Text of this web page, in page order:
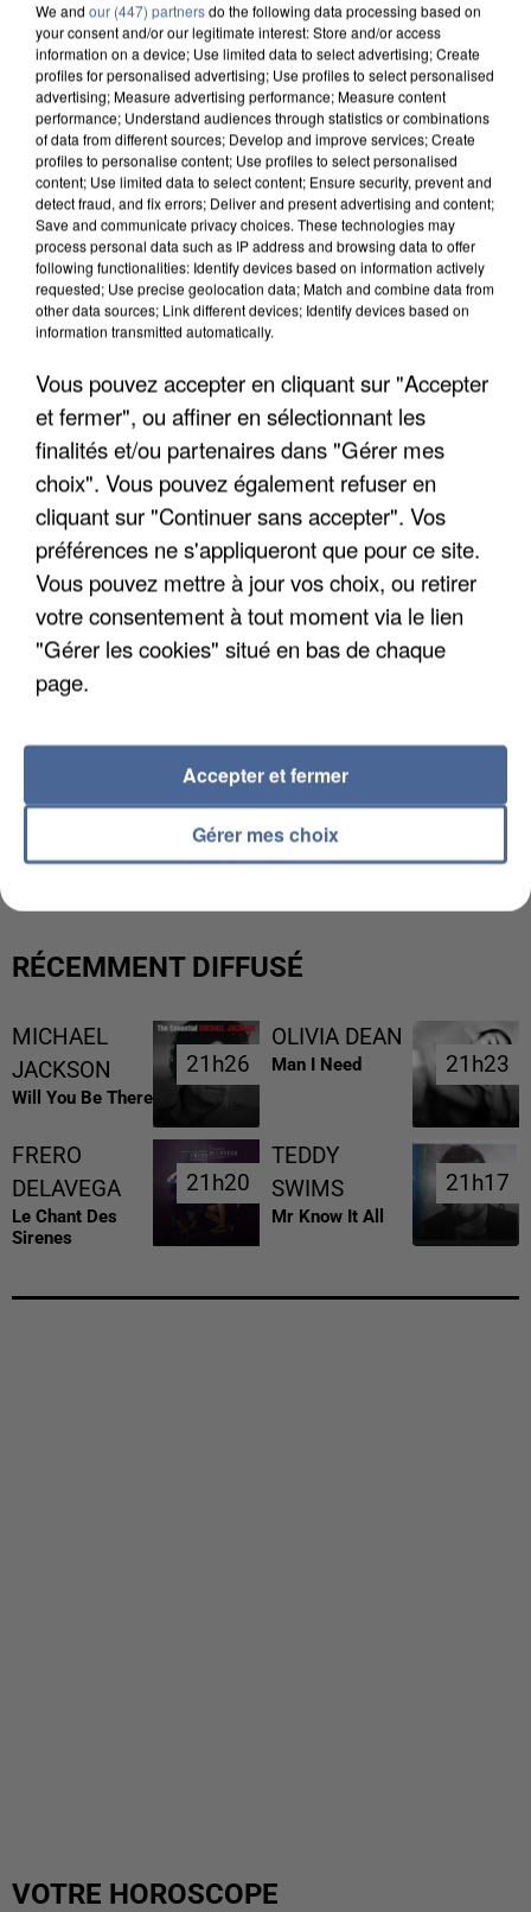
DE FAUNE SAUVAGE SONT...
L’UN DES FONDATEURS SUPPOSÉS DE LA DZ
MAFIA INTERPELLÉ EN ALGÉRIE
RÉCEMMENT DIFFUSÉ
MICHAEL
JACKSON
Will You Be There
21h26
21h26
OLIVIA DEAN
Man I Need 21h23
21h23
FRERO
DELAVEGA
Le Chant Des
Sirenes
21h20
21h20
TEDDY
SWIMS
Mr Know It All
21h17
21h17
VOTRE HOROSCOPE
We and our (447) partnersdo the following data processing based on
your consent and/or our legitimate interest: Store and/or access
information on a device; Use limited data to select advertising; Create
profiles for personalised advertising; Use profiles to select personalised
advertising; Measure advertising performance; Measure content
performance; Understand audiences through statistics or combinations
of data from different sources; Develop and improve services; Create
profiles to personalise content; Use profiles to select personalised
content; Use limited data to select content; Ensure security, prevent and
detect fraud, and fix errors; Deliver and present advertising and content;
Save and communicate privacy choices. These technologies may
process personal data such as IP address and browsing data to offer
following functionalities: Identify devices based on information actively
requested; Use precise geolocation data; Match and combine data from
other data sources; Link different devices; Identify devices based on
information transmitted automatically.
Vous pouvez accepter en cliquant sur "Accepter
et fermer", ou affiner en sélectionnant les
finalités et/ou partenaires dans "Gérer mes
choix". Vous pouvez également refuser en
cliquant sur "Continuer sans accepter". Vos
préférences ne s'appliqueront que pour ce site.
Vous pouvez mettre à jour vos choix, ou retirer
votre consentement à tout moment via le lien
"Gérer les cookies" situé en bas de chaque
page.
Gérer mes choix
Accepter et fermer